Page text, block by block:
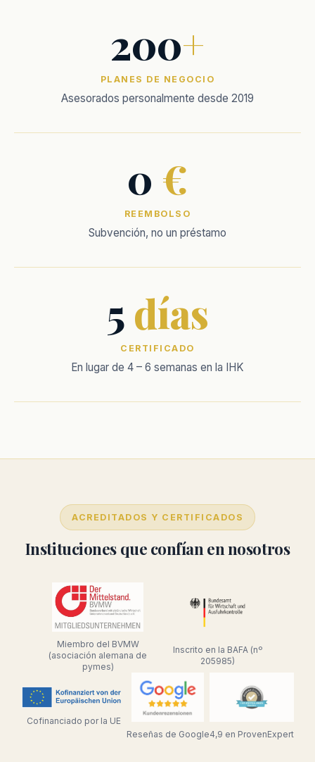
200+
PLANES DE NEGOCIO
Asesorados personalmente desde 2019
0 €
REEMBOLSO
Subvención, no un préstamo
5 días
CERTIFICADO
En lugar de 4 – 6 semanas en la IHK
ACREDITADOS Y CERTIFICADOS
Instituciones que confían en nosotros
Miembro del BVMW
(asociación alemana de
pymes)
Inscrito en la BAFA (nº
205985)
Cofinanciado por la UE
Reseñas de Google4,9 en ProvenExpert